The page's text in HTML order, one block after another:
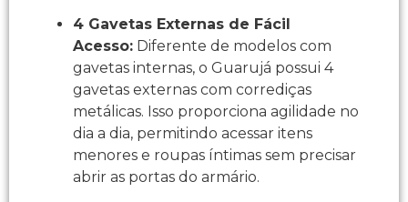
4 Gavetas Externas de Fácil
Acesso: Diferente de modelos com
gavetas internas, o Guarujá possui 4
gavetas externas com corrediças
metálicas. Isso proporciona agilidade no
dia a dia, permitindo acessar itens
menores e roupas íntimas sem precisar
abrir as portas do armário.